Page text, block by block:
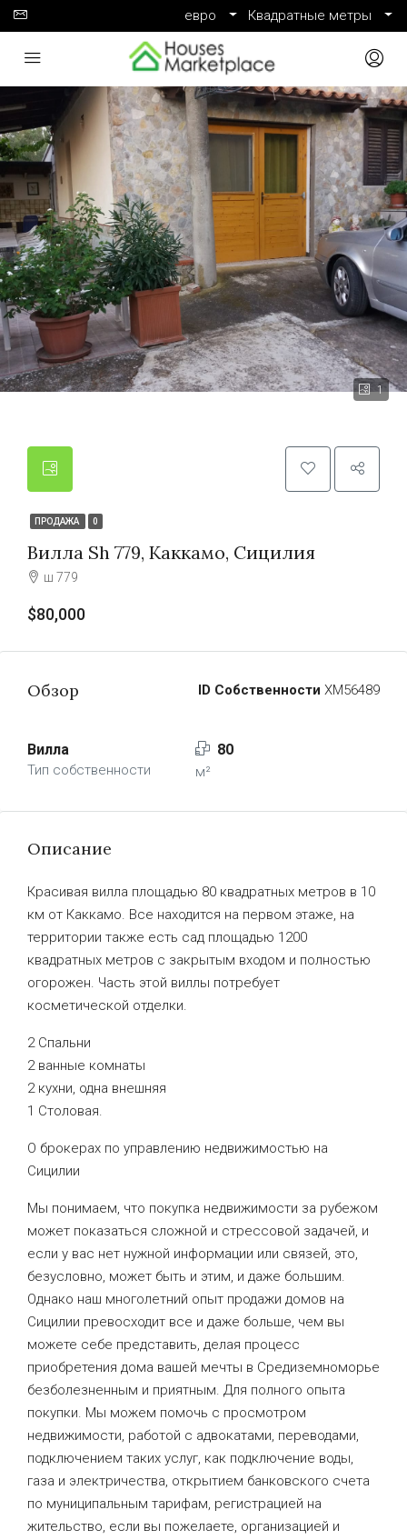
евро Квадратные метры
1
ПРОДАЖА 0
Вилла Sh 779, Каккамо, Сицилия
ш 779
$80,000
Обзор ID Собственности ХМ56489
Вилла
Тип собственности
80
м²
Описание
Красивая вилла площадью 80 квадратных метров в 10
км от Каккамо. Все находится на первом этаже, на
территории также есть сад площадью 1200
квадратных метров с закрытым входом и полностью
огорожен. Часть этой виллы потребует
косметической отделки.
2 Спальни
2 ванные комнаты
2 кухни, одна внешняя
1 Столовая.
О брокерах по управлению недвижимостью на
Сицилии
Мы понимаем, что покупка недвижимости за рубежом
может показаться сложной и стрессовой задачей, и
если у вас нет нужной информации или связей, это,
безусловно, может быть и этим, и даже большим.
Однако наш многолетний опыт продажи домов на
Сицилии превосходит все и даже больше, чем вы
можете себе представить, делая процесс
приобретения дома вашей мечты в Средиземноморье
безболезненным и приятным. Для полного опыта
покупки. Мы можем помочь с просмотром
недвижимости, работой с адвокатами, переводами,
подключением таких услуг, как подключение воды,
газа и электричества, открытием банковского счета
по муниципальным тарифам, регистрацией на
жительство, если вы пожелаете, организацией и